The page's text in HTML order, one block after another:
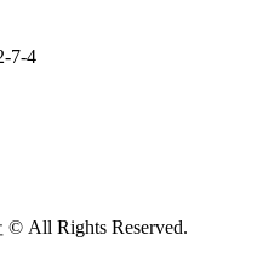
7-4
All Rights Reserved.